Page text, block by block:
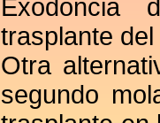
Exodoncia
trasplante
Otra
segundo